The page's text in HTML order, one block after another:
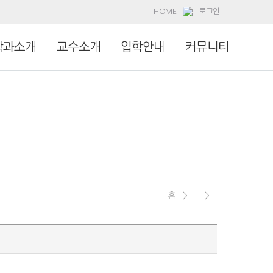
HOME 로그인
과소개 교수소개 입학안내 커뮤니티
홈 > >